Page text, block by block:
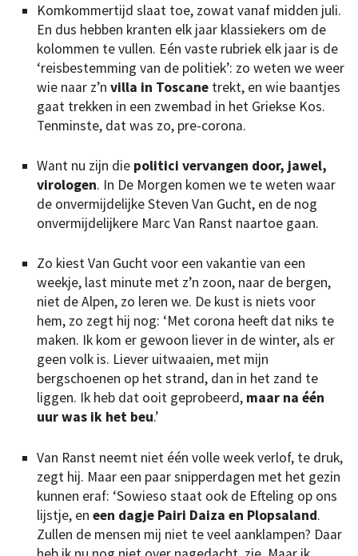
Komkommertijd slaat toe, zowat vanaf midden juli.
En dus hebben kranten elk jaar klassiekers om de
kolommen te vullen. Eén vaste rubriek elk jaar is de
‘reisbestemming van de politiek’: zo weten we weer
wie naar z’n villa in Toscane trekt, en wie baantjes
gaat trekken in een zwembad in het Griekse Kos.
Tenminste, dat was zo, pre-corona.
Want nu zijn die politici vervangen door, jawel,
virologen. In De Morgen komen we te weten waar
de onvermijdelijke Steven Van Gucht, en de nog
onvermijdelijkere Marc Van Ranst naartoe gaan.
Zo kiest Van Gucht voor een vakantie van een
weekje, last minute met z’n zoon, naar de bergen,
niet de Alpen, zo leren we. De kust is niets voor
hem, zo zegt hij nog: ‘Met corona heeft dat niks te
maken. Ik kom er gewoon liever in de winter, als er
geen volk is. Liever uitwaaien, met mijn
bergschoenen op het strand, dan in het zand te
liggen. Ik heb dat ooit geprobeerd, maar na één
uur was ik het beu.’
Van Ranst neemt niet één volle week verlof, te druk,
zegt hij. Maar een paar snipperdagen met het gezin
kunnen eraf: ‘Sowieso staat ook de Efteling op ons
lijstje, en een dagje Pairi Daiza en Plopsaland.
Zullen de mensen mij niet te veel aanklampen? Daar